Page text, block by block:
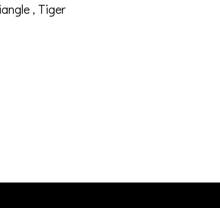
, Tiger